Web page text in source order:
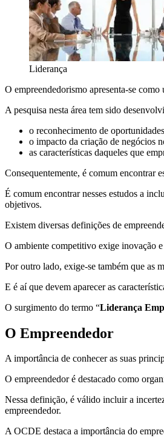
Liderança
O empreendedorismo apresenta-se
A pesquisa nesta área tem sido
o reconhecimento de
o impacto da criação de negócios
as características daqueles que
Consequentemente, é comum encontrar
É comum encontrar nesses estudos a
objetivos.
Existem diversas definições de
O ambiente competitivo exige inovação
Por outro lado, exige-se também que as
E é aí que devem aparecer as
O surgimento do termo “Liderança
O Empreendedor
A importância de conhecer as suas
O empreendedor é destacado como
Nessa definição, é válido incluir a
empreendedor.
A OCDE destaca a importância do